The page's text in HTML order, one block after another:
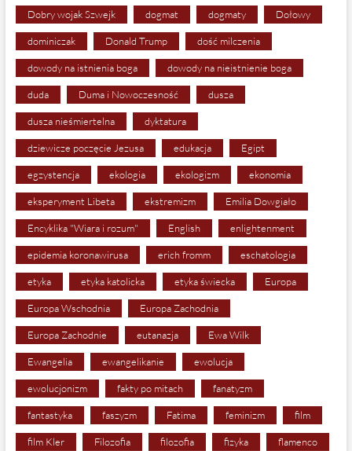
Dobry wojak Szwejk dogmat dogmaty Dołowy
dominiczak Donald Trump dość milczenia
dowody na istnienia boga dowody na nieistnienie boga
duda Duma i Nowoczesność dusza
dusza nieśmiertelna dyktatura
dziewicze poczęcie Jezusa edukacja Egipt
egzystencja ekologia ekologizm ekonomia
eksperyment Libeta ekstremizm Emilia Dowgiało
Encyklika "Wiara i rozum" English enlightenment
epidemia koronawirusa erich fromm eschatologia
etyka etyka katolicka etyka świecka Europa
Europa Wschodnia Europa Zachodnia
Europa Zachodnie eutanazja Ewa Wilk
Ewangelia ewangelikanie ewolucja
ewolucjonizm fakty po mitach fanatyzm
fantastyka faszyzm Fatima feminizm film
film Kler Filozofia filozofia fizyka flamenco